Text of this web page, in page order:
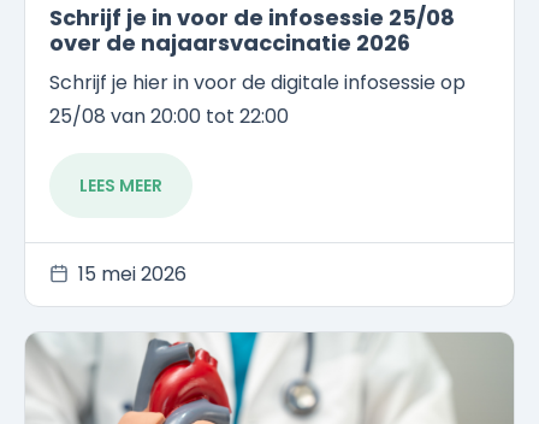
Schrijf je in voor de infosessie 25/08
over de najaarsvaccinatie 2026
Schrijf je hier in voor de digitale infosessie op
25/08 van 20:00 tot 22:00
LEES MEER
15 mei 2026